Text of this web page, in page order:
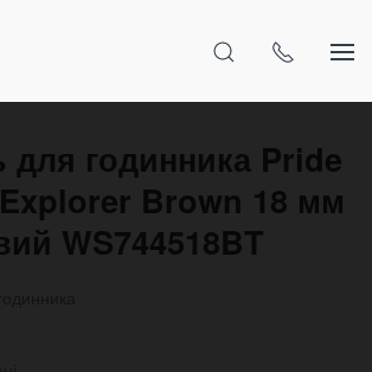
для годинника Pride
Brown 18 мм
WS744518BT